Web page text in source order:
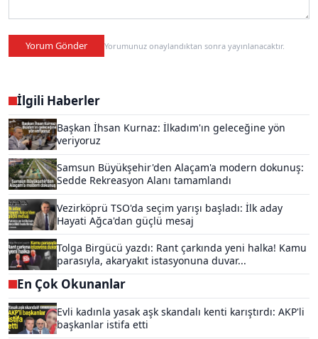
Yorum Gönder Yorumunuz onaylandıktan sonra yayınlanacaktır.
İlgili Haberler
Başkan İhsan Kurnaz: İlkadım'ın geleceğine yön
veriyoruz
Samsun Büyükşehir'den Alaçam'a modern dokunuş:
Sedde Rekreasyon Alanı tamamlandı
Vezirköprü TSO'da seçim yarışı başladı: İlk aday
Hayati Ağca'dan güçlü mesaj
Tolga Birgücü yazdı: Rant çarkında yeni halka! Kamu
parasıyla, akaryakıt istasyonuna duvar...
En Çok Okunanlar
Evli kadınla yasak aşk skandalı kenti karıştırdı: AKP'li
başkanlar istifa etti